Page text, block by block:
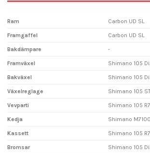
Ram Carbon UD SL
Framgaffel Carbon UD SL
Bakdämpare -
Framväxel Shimano 105
Bakväxel Shimano 105
Växelreglage Shimano 105
Vevparti Shimano 105
Kedja Shimano
Kassett Shimano 105
Bromsar Shimano 105